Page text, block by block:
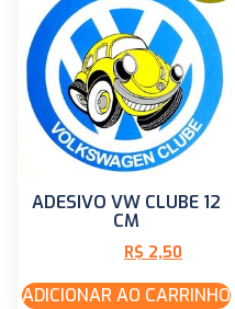
ADESIVO VW CLUBE 12
CM
R$ 2,50
ADICIONAR AO CARRINHO